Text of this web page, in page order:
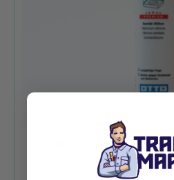
KLEURKIT S100 SAHARA